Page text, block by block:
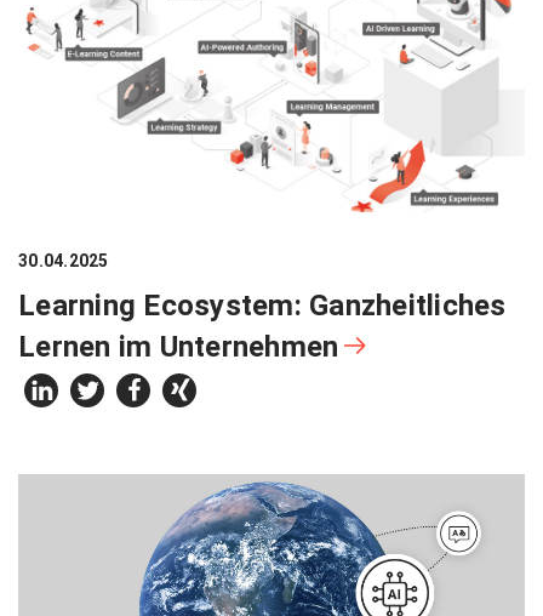
30.04.2025
Learning Ecosystem: Ganzheitliches
Lernen im Unternehmen